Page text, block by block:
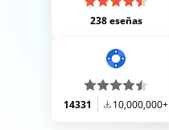
238 eseñas
14331 10,000,000+